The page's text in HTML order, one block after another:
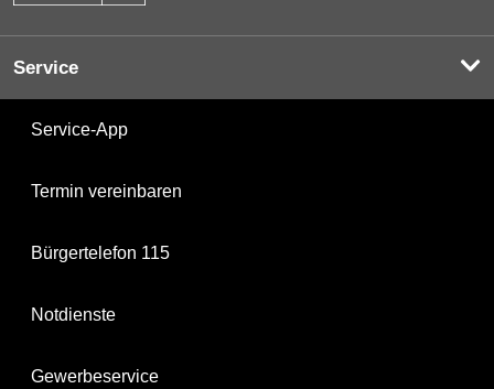
Service
Service-App
Termin vereinbaren
Bürgertelefon 115
Notdienste
Gewerbeservice